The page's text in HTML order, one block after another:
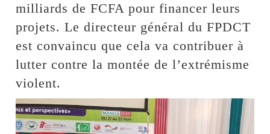
milliards de FCFA pour financer leurs
projets. Le directeur général du FPDCT
est convaincu que cela va contribuer à
lutter contre la montée de l’extrémisme
violent.